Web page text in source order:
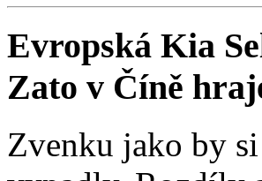
Evropská Kia
Zato v Číně
Zvenku jako by